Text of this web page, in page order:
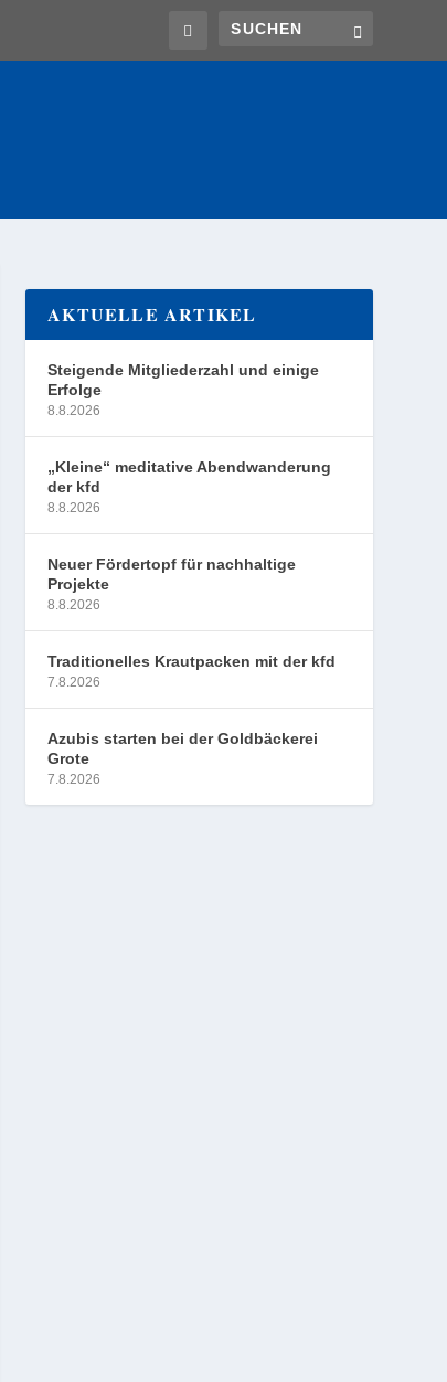
AKTUELLE ARTIKEL
Steigende Mitgliederzahl und einige
Erfolge
8.8.2026
„Kleine“ meditative Abendwanderung
der kfd
8.8.2026
Neuer Fördertopf für nachhaltige
Projekte
8.8.2026
Traditionelles Krautpacken mit der kfd
7.8.2026
Azubis starten bei der Goldbäckerei
Grote
7.8.2026